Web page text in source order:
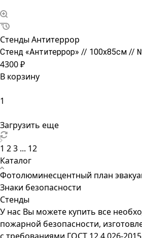
Стенды Антитеррор
Стенд «Антитеррор» // 100х85см //
4300 ₽
В корзину
Загрузить еще
1 23 ... 12
Каталог
Фотолюминесцентный план
Знаки безопасности
Стенды
У нас Вы можете купить все
пожарной безопасности,